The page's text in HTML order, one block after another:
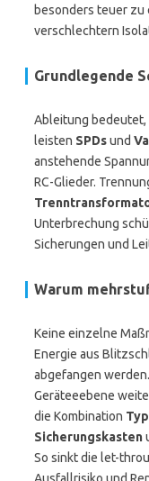
besonders teuer zu
verschlechtern
Grundlegende
Ableitung bedeutet,
leisten SPDsund
anstehende
RC-Glieder.
Unterbrechung
Sicherungen und
Warum
Keine einzelne
Energie aus
abgefangen
Geräteeebene
die Kombination
Sicherungskasten
So sinkt die let-